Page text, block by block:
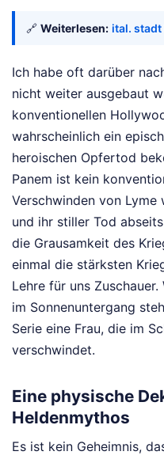
🔗 Weiterlesen: ital.
Ich habe oft darüber
nicht weiter ausgebaut
konventionellen
wahrscheinlich ein
heroischen Opfertod
Panem ist kein
Verschwinden von
und ihr stiller Tod
die Grausamkeit des
einmal die stärksten
Lehre für uns
im Sonnenuntergang
Serie eine Frau, die im
verschwindet.
Eine physische
Heldenmythos
Es ist kein Geheimnis,